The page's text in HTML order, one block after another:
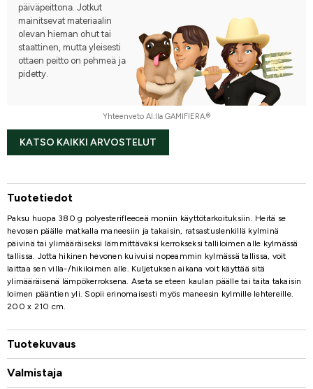
päiväpeittona. Jotkut
mainitsevat materiaalin
olevan hieman ohut tai
staattinen, mutta yleisesti
ottaen peitto on pehmeä ja
pidetty.
Yhteenveto AI:lla GAMIFIERA.®
KATSO KAIKKI ARVOSTELUT
Tuotetiedot
Paksu huopa 380 g polyesterifleeceä moniin käyttötarkoituksiin. Heitä se
hevosen päälle matkalla maneesiin ja takaisin, ratsastuslenkillä kylminä
päivinä tai ylimääräiseksi lämmittäväksi kerrokseksi talliloimen alle kylmässä
tallissa. Jotta hikinen hevonen kuivuisi nopeammin kylmässä tallissa, voit
laittaa sen villa-/hikiloimen alle. Kuljetuksen aikana voit käyttää sitä
ylimääräisenä lämpökerroksena. Aseta se eteen kaulan päälle tai taita takaisin
loimen pääntien yli. Sopii erinomaisesti myös maneesin kylmille lehtereille.
200 x 210 cm.
Tuotekuvaus
Valmistaja